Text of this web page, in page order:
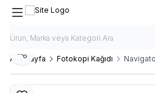
Ana Sayfa Fotokopi Kağıdı
Paylaş